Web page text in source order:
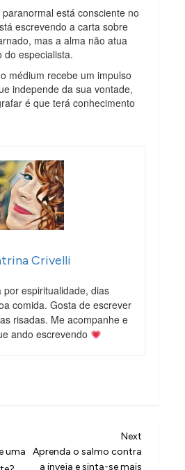
está consciente no
escrevendo a carta sobre
mas a alma não atua
do especialista.
médium recebe um impulso
independe da sua vontade,
é que terá conhecimento
Crivelli
por espiritualidade, dias
comida. Gosta de escrever
risadas. Me acompanhe e
ando escrevendo
uma
Next
Post
Next
Aprenda o salmo contra
a inveja e sinta-se mais